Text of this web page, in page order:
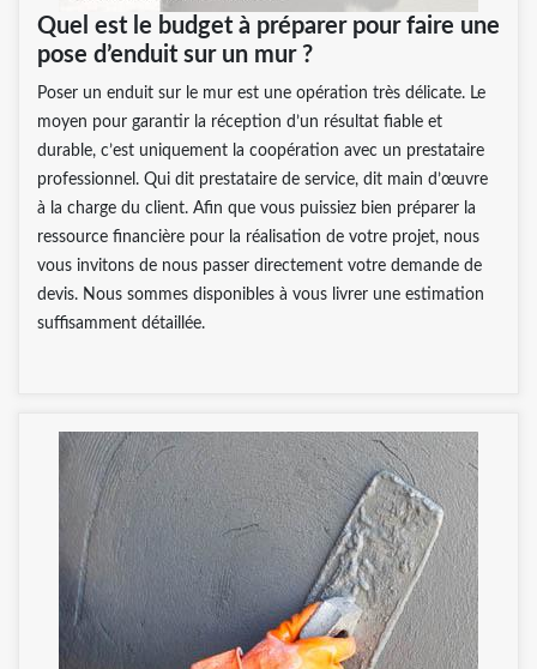
Quel est le budget à préparer pour faire une
pose d’enduit sur un mur ?
Poser un enduit sur le mur est une opération très délicate. Le
moyen pour garantir la réception d’un résultat fiable et
durable, c’est uniquement la coopération avec un prestataire
professionnel. Qui dit prestataire de service, dit main d’œuvre
à la charge du client. Afin que vous puissiez bien préparer la
ressource financière pour la réalisation de votre projet, nous
vous invitons de nous passer directement votre demande de
devis. Nous sommes disponibles à vous livrer une estimation
suffisamment détaillée.